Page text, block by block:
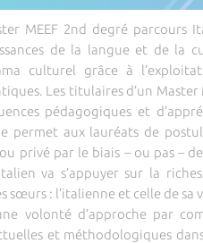
MEEF 2nd degré parcours
de la langue et de la
culturel grâce à
Les titulaires d’un Master
pédagogiques et
permet aux lauréats de
privé par le biais – ou pas –
va s’appuyer sur la
sœurs : l’italienne et celle de sa
volonté d’approche par
et méthodologiques